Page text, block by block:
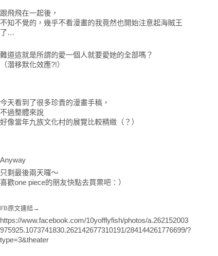
跟飛飛在一起後，
不知不覺的，幾乎不看漫畫的我竟然也開始注意起海賊王
了…
難道這就是所謂的愛一個人就要愛她的全部嗎？
（潛移默化效應?!）
今天看到了很多珍貴的漫畫手稿，
不過整體來說
好像當年九族文化村的展覽比較精緻（？）
Anyway
只剩最後兩天囉～
喜歡one piece的朋友快點去買票吧：）
FB原文連結→
https://www.facebook.com/10yofflyfish/photos/a.262152003
975925.1073741830.262142677310191/284144261776699/?
type=3&theater